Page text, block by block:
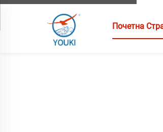
Почетна